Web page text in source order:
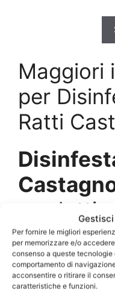
Per fornire le migliori
per memorizzare e/o
consenso a queste
comportamento di
acconsentire o ritirare il
caratteristiche e funzioni.
Maggiori
per
Ratti
prodotti
Ratti e topi sono
nelle campagne